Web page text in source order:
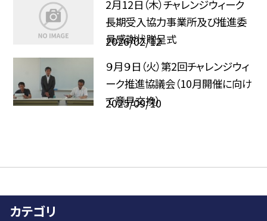
2月12日（木）チャレンジウィーク
長期受入協力事業所及び推進委
員感謝状贈呈式
2026/02/12
９月９日（火）第2回チャレンジウィ
ーク推進協議会（10月開催に向け
て意見交換）
2025/09/10
カテゴリ